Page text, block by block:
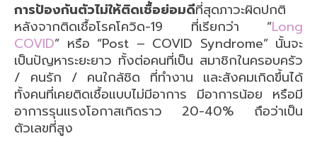
การป้องกันตัวไม่ให้ติดเชื้อย่อมดีที่สุดภาวะผิดปกติ
หลังจากติดเชื้อโรคโควิด-19 ที่เรียกว่า “Long
COVID” หรือ “Post – COVID Syndrome” นั้นจะ
เป็นปัญหาระยะยาว ทั้งต่อคนที่เป็น สมาชิกในครอบครัว
/ คนรัก / คนใกล้ชิด ที่ทำงาน และสังคมเกิดขึ้นได้
ทั้งคนที่เคยติดเชื้อแบบไม่มีอาการ มีอาการน้อย หรือมี
อาการรุนแรงโอกาสเกิดราว 20-40% ถือว่าเป็น
ตัวเลขที่สูง